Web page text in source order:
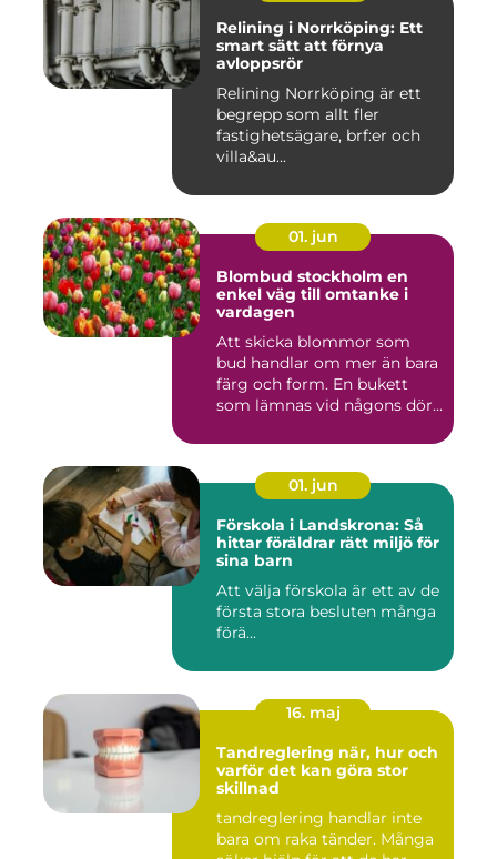
Relining i Norrköping: Ett
smart sätt att förnya
avloppsrör
Relining Norrköping är ett
begrepp som allt fler
fastighetsägare, brf:er och
villa&au...
01. jun
Blombud stockholm en
enkel väg till omtanke i
vardagen
Att skicka blommor som
bud handlar om mer än bara
färg och form. En bukett
som lämnas vid någons dör...
01. jun
Förskola i Landskrona: Så
hittar föräldrar rätt miljö för
sina barn
Att välja förskola är ett av de
första stora besluten många
förä...
16. maj
Tandreglering när, hur och
varför det kan göra stor
skillnad
tandreglering handlar inte
bara om raka tänder. Många